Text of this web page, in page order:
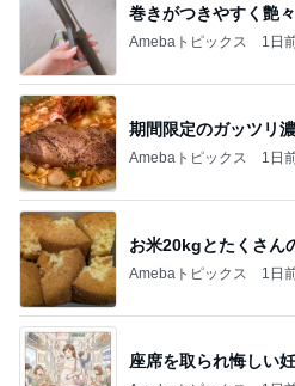
巻きがつきやすく艶
Amebaトピックス 1日
期間限定のガッツリ
Amebaトピックス 1日
お米20kgとたくさん
Amebaトピックス 1日
座席を取られ悔しい